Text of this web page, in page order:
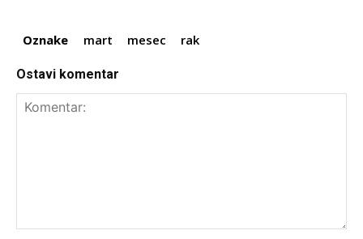
Oznake mart mesec rak
Ostavi komentar